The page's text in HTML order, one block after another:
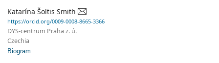
Katarína Šoltis Smith
https://orcid.org/0009-0008-8665-3366
DYS-centrum Praha z. ú.
Czechia
Biogram